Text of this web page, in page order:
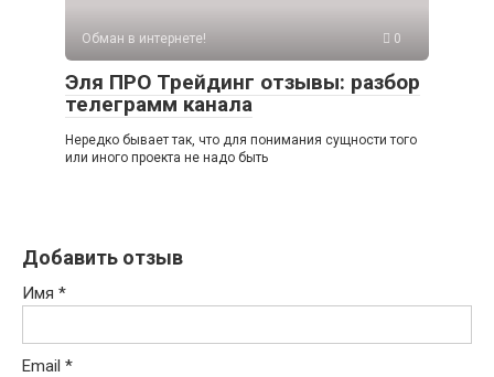
Обман в интернете! 0
Эля ПРО Трейдинг отзывы: разбор
телеграмм канала
Нередко бывает так, что для понимания сущности того
или иного проекта не надо быть
Добавить отзыв
Имя *
Email *